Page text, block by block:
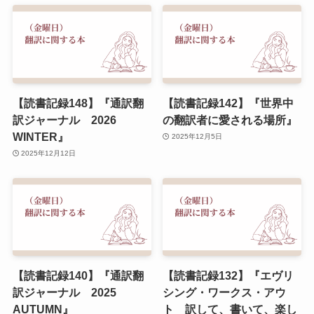
【読書記録148】『通訳翻
訳ジャーナル 2026
WINTER』
2025年12月12日
【読書記録142】『世界中
の翻訳者に愛される場所』
2025年12月5日
【読書記録140】『通訳翻
訳ジャーナル 2025
AUTUMN』
【読書記録132】『エヴリ
シング・ワークス・アウ
ト 訳して、書いて、楽し